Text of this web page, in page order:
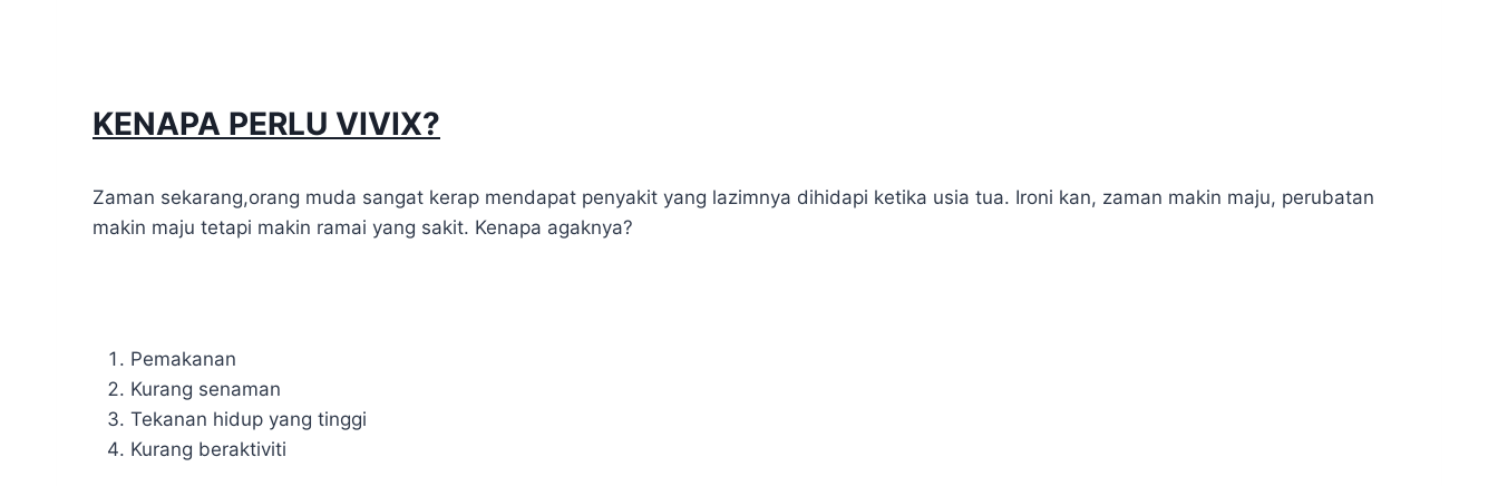
KENAPA PERLU VIVIX?
Zaman sekarang,orang muda sangat kerap mendapat penyakit yang lazimnya dihidapi ketika usia tua. Ironi kan, zaman makin maju, perubatan
makin maju tetapi makin ramai yang sakit. Kenapa agaknya?
Pemakanan
Kurang senaman
Tekanan hidup yang tinggi
Kurang beraktiviti